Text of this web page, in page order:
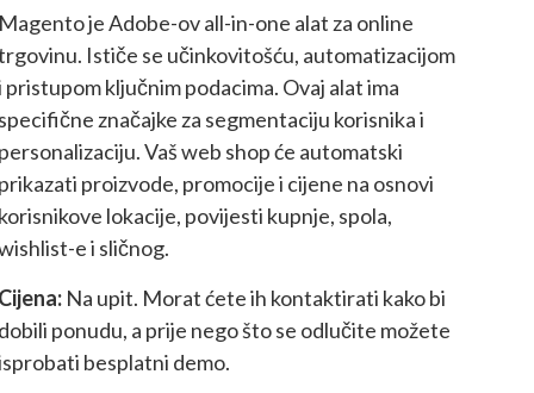
je Adobe-ov all-in-one alat za online
Ističe se učinkovitošću, automatizacijom
pristupom ključnim podacima. Ovaj alat ima
značajke za segmentaciju korisnika i
Vaš web shop će automatski
proizvode, promocije i cijene na osnovi
lokacije, povijesti kupnje, spola,
e i sličnog.
Na upit. Morat ćete ih kontaktirati kako bi
ponudu, a prije nego što se odlučite možete
besplatni demo.